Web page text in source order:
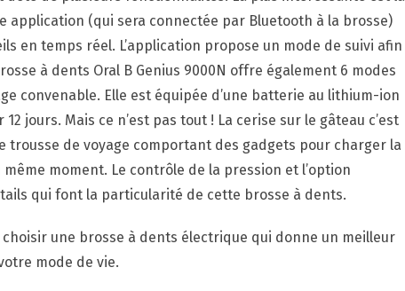
application (qui sera connectée par Bluetooth à la brosse)
en temps réel. L’application propose un mode de suivi afin
à dents Oral B Genius 9000N offre également 6 modes
convenable. Elle est équipée d’une batterie au lithium-ion
jours. Mais ce n’est pas tout ! La cerise sur le gâteau c’est
trousse de voyage comportant des gadgets pour charger la
moment. Le contrôle de la pression et l’option
qui font la particularité de cette brosse à dents.
une brosse à dents électrique qui donne un meilleur
mode de vie.